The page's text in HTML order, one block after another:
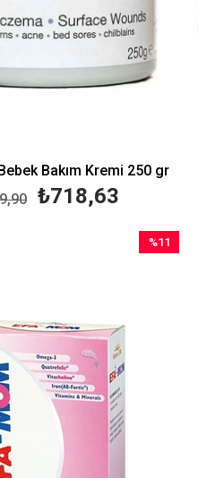
Bakım Kremi 250 gr
₺718,63
%11